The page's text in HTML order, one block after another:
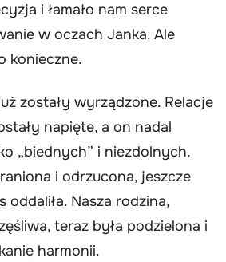
i łamało nam serce
w oczach Janka. Ale
konieczne.
zostały wyrządzone. Relacje
napięte, a on nadal
„biednych” i niezdolnych.
i odrzucona, jeszcze
oddaliła. Nasza rodzina,
teraz była podzielona i
harmonii.